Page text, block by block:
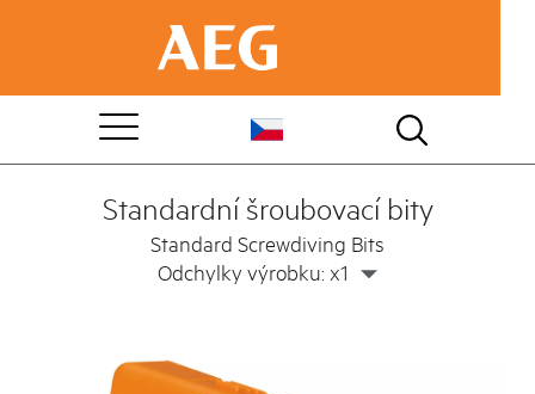
Standardní šroubovací bity
Standard Screwdiving Bits
Odchylky výrobku: x1